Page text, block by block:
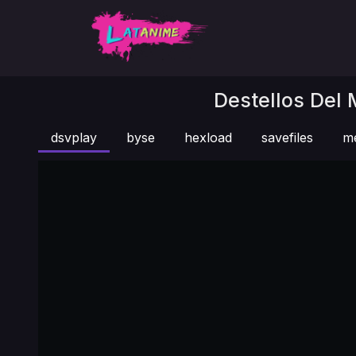
Destellos Del
dsvplay byse hexload savefiles